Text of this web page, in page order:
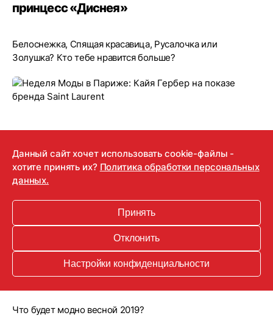
принцесс «Диснея»
Белоснежка, Спящая красавица, Русалочка или
Золушка? Кто тебе нравится больше?
Неделя Моды в Париже: Кайя Гербер на
показе бренда Saint Laurent
Что будет модно весной 2019?
Данный сайт хочет использовать cookie-файлы -
хотите принять их? Политика обработки персональных
данных.
Принять
Отклонить
Настройки конфиденциальности